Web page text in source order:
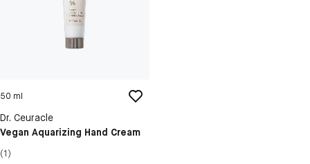
50 ml
Dr. Ceuracle
Vegan Aquarizing Hand Cream
(1)